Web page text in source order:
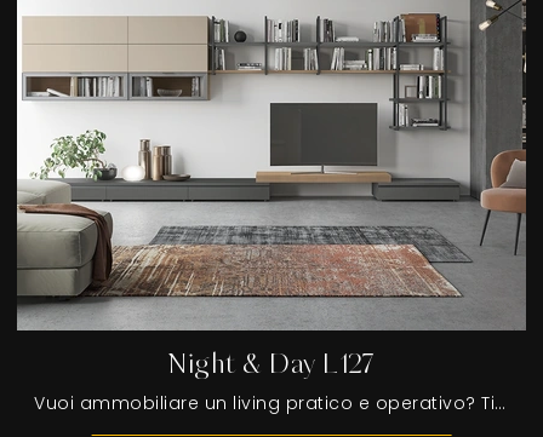
Night & Day L127
Vuoi ammobiliare un living pratico e operativo? Ti offriamo la parete attrezzata Night & Day L127 Colombini Casa dalle linee decise moderne.